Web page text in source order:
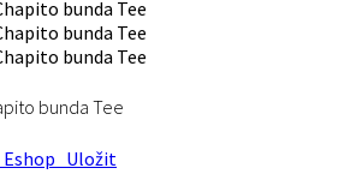
bunda Tee
Uložit